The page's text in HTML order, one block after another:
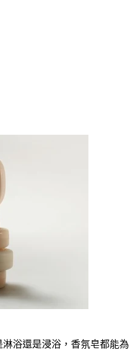
浴還是浸浴，香氛皂都能為